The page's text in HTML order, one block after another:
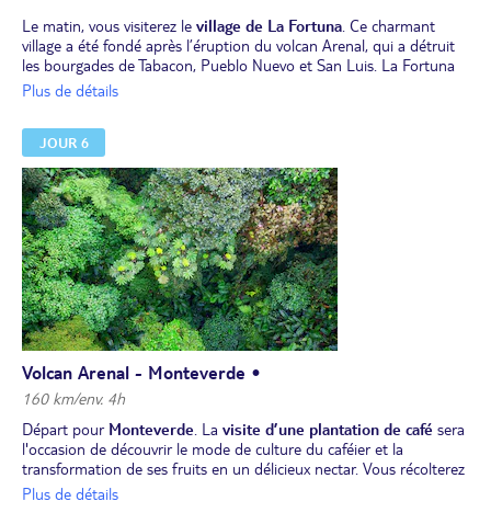
Le matin, vous visiterez le village de La Fortuna. Ce charmant
village a été fondé après l’éruption du volcan Arenal, qui a détruit
les bourgades de Tabacon, Pueblo Nuevo et San Luis. La Fortuna
est actuellement le village principal de la zone du volcan Arenal.
parcourir ses petits magasins et profiter d'une vue imprenable sur
ce volcan au cône parfait.
Déjeuner.
Après le repas,visite du Parc National du volcan Arenal
détour de sentiers menant à d'anciennes coulées de lave, le guide
vous expliquera les précédentes périodes d’activité du volcan. Cette
excursion sera l'occasion d'une balade au milieu de très beaux
paysages, où vous aurez peut-être la chance d'apercevoir quelques
espèces d’animaux endémiques. En fin de journée, vous pourrez
nager dans leseaux thermales relaxantes et riches en minéraux
au sein des jardins tropicauxde votre hôtel, ou dans les environs
si ce dernier n'en dispose pas.
Dîner et nuit à l'hôtel.
Plus de détails
JOUR 6
Volcan Arenal - Monteverde •
160 km/env. 4h
Départ pourMonteverde. La visite d’une plantation de café sera
l'occasion de découvrir le mode de culture du caféier et la
transformation de ses fruits en un délicieux nectar. Vous récolterez
les grains, assisterez au lavage puis au séchage, et pourrez
Plus de détails